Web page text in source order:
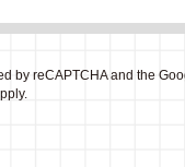
by reCAPTCHA and the